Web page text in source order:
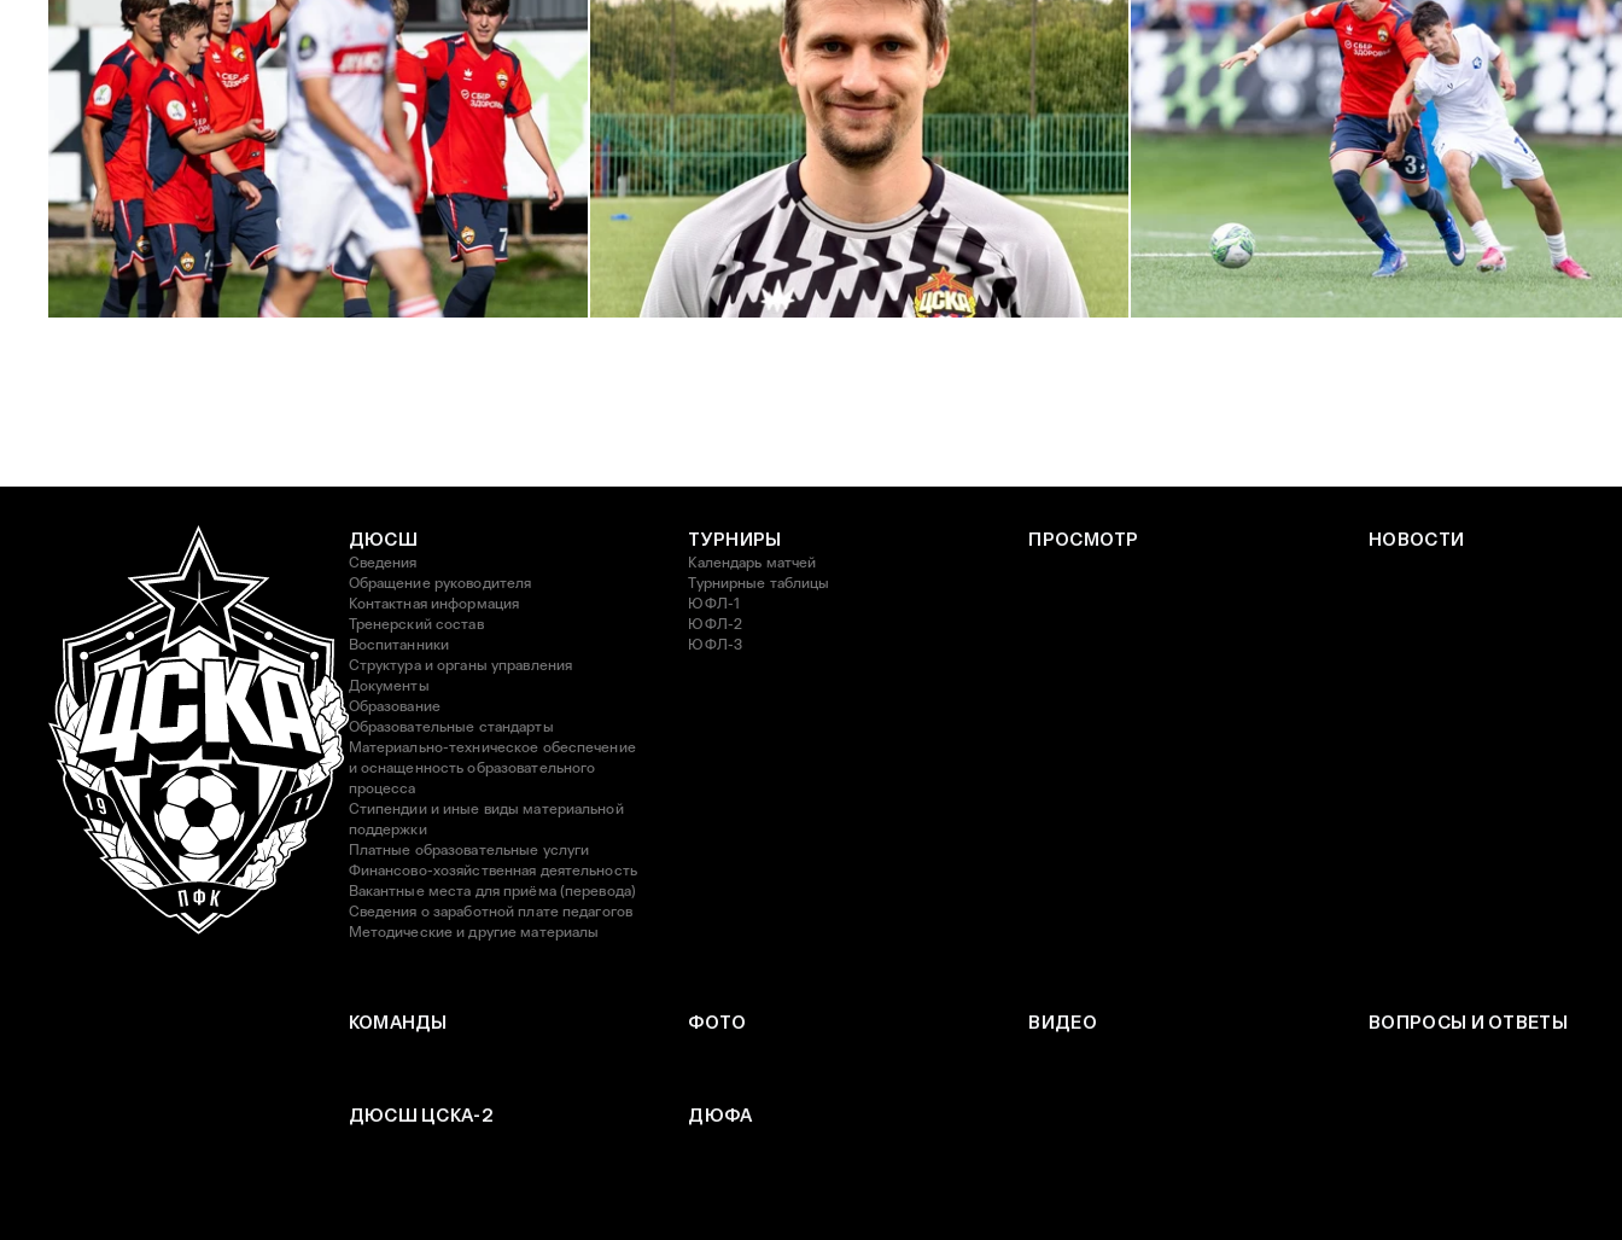
ЮФЛ: Московское дерби на «Октябре»
3 АВГУСТА 2026 14:15
С возвращением в родной клуб, Антон Александрович!
27 ИЮЛЯ 2026 14:40
ЮФЛ: Армейцы приняли «Чертаново»
ДЮСШ
Сведения
Обращение руководителя
Контактная информация
Тренерский состав
Воспитанники
Структура и органы управления
Документы
Образование
Образовательные стандарты
Материально-техническое обеспечение
и оснащенность образовательного
процесса
Стипендии и иные виды материальной
поддержки
Платные образовательные услуги
Финансово-хозяйственная деятельность
Вакантные места для приёма (перевода)
Сведения о заработной плате педагогов
Методические и другие материалы
ТУРНИРЫ
Календарь матчей
Турнирные таблицы
ЮФЛ-1
ЮФЛ-2
ЮФЛ-3
ПРОСМОТР НОВОСТИ
КОМАНДЫ ФОТО ВИДЕО ВОПРОСЫ И ОТВЕТЫ
ДЮСШ ЦСКА-2 ДЮФА